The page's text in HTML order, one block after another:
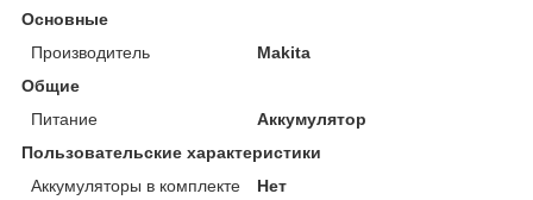
Основные
Производитель
Makita
Общие
Питание
Аккумулятор
Пользовательские характеристики
Аккумуляторы в комплекте
Нет